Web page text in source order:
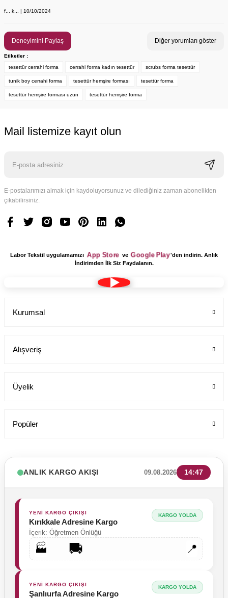
199,00 TL
Labor Medikal Tekstil
Tesettür Cerrahi Bone Terikoton Kumaş Yeni Model
Labor Medikal Tekstil
f... k... | 10/10/2024
Deneyimini Paylaş Diğer yorumları göster
Etiketler :
tesettür cerrahi forma
cerrahi forma kadın tesettür scrubs forma tesettür
tunik boy cerrahi forma tesettür hemşire forması tesettür forma
tesettür hemşire forması uzun tesettür hemşire forma
Mail listemize kayıt olun
E-postalarımızı almak için kaydoluyorsunuz ve dilediğiniz zaman abonelikten
çıkabilirsiniz.
Labor Tekstil uygulamamızı App Store ve Google Play 'den indirin. Anlık
İndirimden İlk Siz Faydalanın.
Kurumsal
Alışveriş
Üyelik
Popüler
ANLIK KARGO AKIŞI 09.08.2026 14:47
YENİ KARGO ÇIKIŞI
Kırıkkale Adresine Kargo
İçerik: Öğretmen Önlüğü
KARGO YOLDA
🏭 🚚 📍
YENİ KARGO ÇIKIŞI
Şanlıurfa Adresine Kargo
KARGO YOLDA